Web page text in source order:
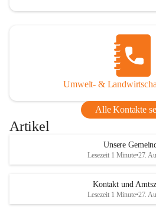
Umwelt- &
Alle Kontakte
Artikel
Unsere
Lesezeit 1 Minute•27.
Kontakt und
Lesezeit 1 Minute•27.